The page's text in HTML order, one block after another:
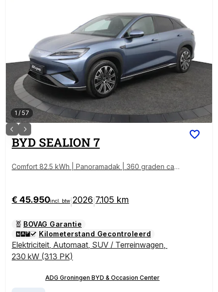
1 / 57
BYD SEALION 7
Comfort 82.5 kWh | Panoramadak | 360 graden cam
€ 45.950incl. btw 2026 7.105 km
BOVAG Garantie
Kilometerstand Gecontroleerd
Elektriciteit, Automaat, SUV / Terreinwagen,
230 kW (313 PK)
ADG Groningen BYD & Occasion Center